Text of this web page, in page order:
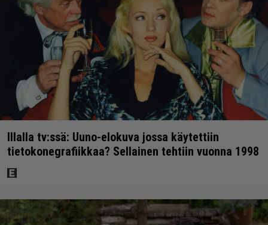
Illalla tv:ssä: Uuno-elokuva jossa käytettiin
tietokonegrafiikkaa? Sellainen tehtiin vuonna 1998